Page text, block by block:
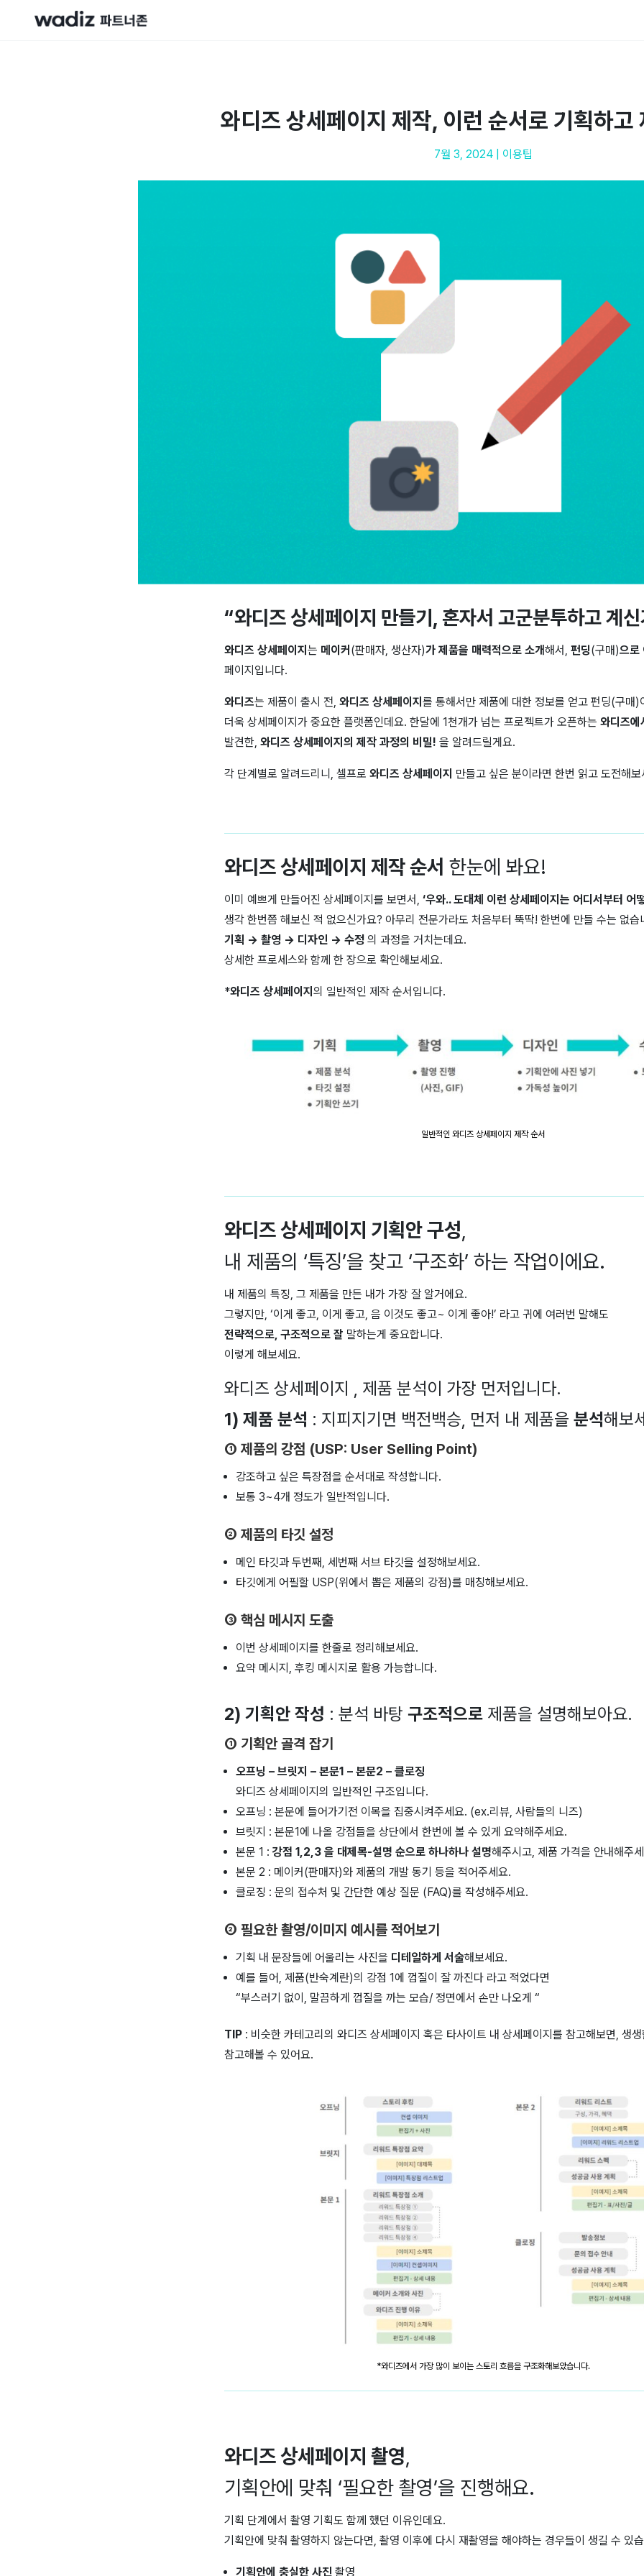
와디즈 상세페이지 제작, 이런 순서로 기획하고
7월 3, 2024| 이용팁
“와디즈 상세페이지 만들기, 혼자서 고군분투하고 계
와디즈 상세페이지 는 메이커 (판매자, 생산자)가 제품을 매력적으로 소개해서, 펀딩(구매)으로
페이지입니다.
와디즈는 제품이 출시 전, 와디즈 상세페이지 를 통해서만 제품에 대한 정보를 얻고 펀딩(구매)
더욱 상세페이지가 중요한 플랫폼인데요. 한달에 1천개가 넘는 프로젝트가 오픈하는 와디즈에
발견한, 와디즈 상세페이지의 제작 과정의 비밀! 을 알려드릴게요.
각 단계별로 알려드리니, 셀프로 와디즈 상세페이지 만들고 싶은 분이라면 한번 읽고 도전해보
와디즈 상세페이지 제작순서 한눈에 봐요!
이미 예쁘게 만들어진 상세페이지를 보면서, ‘우와.. 도대체 이런 상세페이지는 어디서부터 어
생각 한번쯤 해보신 적 없으신가요? 아무리 전문가라도 처음부터 뚝딱! 한번에 만들 수는 없습
기획 → 촬영 → 디자인 → 수정 의 과정을 거치는데요.
상세한 프로세스와 함께 한 장으로 확인해보세요.
*와디즈 상세페이지 의 일반적인 제작 순서입니다.
일반적인 와디즈 상세페이지 제작 순서
와디즈 상세페이지 기획안 구성,
내 제품의 ‘특징’을 찾고 ‘구조화’ 하는 작업이에요.
내 제품의 특징, 그 제품을 만든 내가 가장 잘 알거에요.
그렇지만, ‘이게 좋고, 이게 좋고, 음 이것도 좋고~ 이게 좋아!’ 라고 귀에 여러번 말해도
전략적으로, 구조적으로 잘 말하는게 중요합니다.
이렇게 해보세요.
와디즈 상세페이지 , 제품 분석이 가장 먼저입니다.
1) 제품 분석 : 지피지기면 백전백승, 먼저 내 제품을 분석해보
① 제품의 강점 (USP: User Selling Point)
강조하고 싶은 특장점을 순서대로 작성합니다.
보통 3~4개 정도가 일반적입니다.
② 제품의 타깃 설정
메인 타깃과 두번째, 세번째 서브 타깃을 설정해보세요.
타깃에게 어필할 USP(위에서 뽑은 제품의 강점)를 매칭해보세요.
③ 핵심 메시지 도출
이번 상세페이지를 한줄로 정리해보세요.
요약 메시지, 후킹 메시지로 활용 가능합니다.
2) 기획안 작성 : 분석 바탕 구조적으로 제품을 설명해보아요.
① 기획안 골격 잡기
오프닝 – 브릿지 – 본문1 – 본문2 – 클로징
와디즈 상세페이지의 일반적인 구조입니다.
오프닝 : 본문에 들어가기전 이목을 집중시켜주세요. (ex.리뷰, 사람들의 니즈)
브릿지 : 본문1에 나올 강점들을 상단에서 한번에 볼 수 있게 요약해주세요.
본문 1 : 강점 1,2,3 을 대제목-설명 순으로 하나하나 설명해주시고, 제품 가격을 안내해주
본문 2 : 메이커(판매자)와 제품의 개발 동기 등을 적어주세요.
클로징 : 문의 접수처 및 간단한 예상 질문 (FAQ)를 작성해주세요.
② 필요한 촬영/이미지 예시를 적어보기
기획 내 문장들에 어울리는 사진을 디테일하게 서술해보세요.
예를 들어, 제품(반숙계란)의 강점 1에 껍질이 잘 까진다 라고 적었다면
“부스러기 없이, 말끔하게 껍질을 까는 모습/ 정면에서 손만 나오게 “
TIP : 비슷한 카테고리의 와디즈 상세페이지 혹은 타사이트 내 상세페이지를 참고해보면, 생
참고해볼 수 있어요.
*와디즈에서 가장 많이 보이는 스토리 흐름을 구조화해보았습니다.
와디즈 상세페이지 촬영
기획안에 맞춰 ‘필요한 촬영’을 진행해요.
기획 단계에서 촬영 기획도 함께 했던 이유인데요.
기획안에 맞춰 촬영하지 않는다면, 촬영 이후에 다시 재촬영을 해야하는 경우들이 생길 수 있
기획안에 충실한 사진 촬영